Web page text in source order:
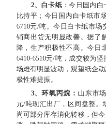
2、白卡纸 ：今日国内白
比持平；今日国内白卡纸市
6710元/吨。今日白卡纸市
销商出货无明显改善。据了
降，生产积极性不高。今日
6410-6510元/吨，成交较为
场难有明显波动，观望纸企
极性难提振。
3、环氧丙烷： 山东市
元/吨现汇出厂，区间盘整。
尚可部分库存消化转移，但